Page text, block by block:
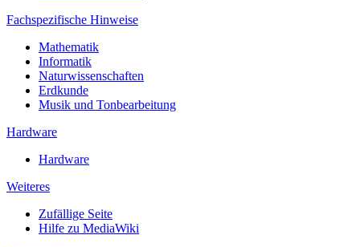
Fachspezifische Hinweise
Mathematik
Informatik
Naturwissenschaften
Erdkunde
Musik und Tonbearbeitung
Hardware
Hardware
Weiteres
Zufällige Seite
Hilfe zu MediaWiki